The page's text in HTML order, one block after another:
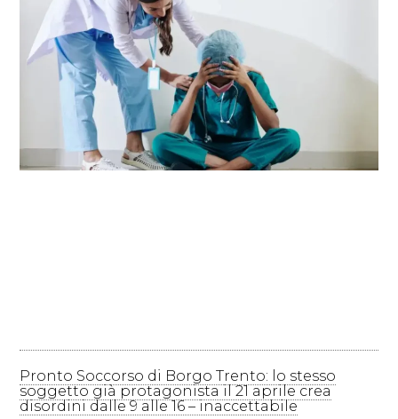
Pronto Soccorso di Borgo Trento: lo stesso
soggetto già protagonista il 21 aprile crea
disordini dalle 9 alle 16 – inaccettabile